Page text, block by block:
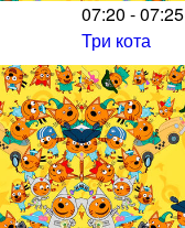
07:20 - 07:25
Три кота